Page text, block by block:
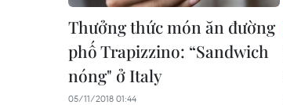
Thưởng thức món ăn đường
phố Trapizzino: “Sandwich
nóng" ở Italy
05/11/2018 01:44